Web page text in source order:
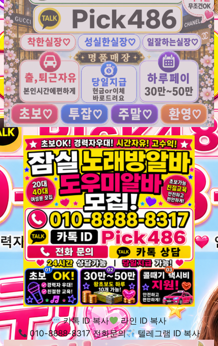
카톡 ID 복사
라인 ID 복사
010-8888-8317 전화문의
텔레그램 ID 복사